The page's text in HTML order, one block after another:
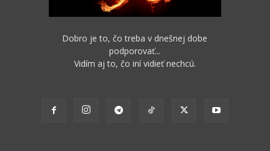
Dobro je to, čo treba v dnešnej dobe
podporovať...
Vidím aj to, čo iní vidieť nechcú.